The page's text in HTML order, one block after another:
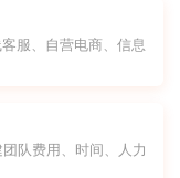
服、自营电商、信息
队费用、时间、人力